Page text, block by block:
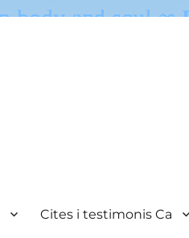
Cites i testimonis Ca